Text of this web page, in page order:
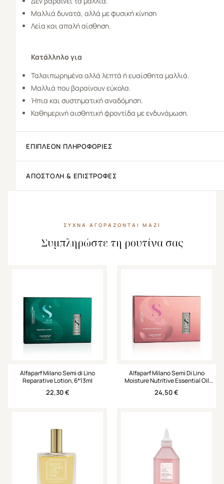
Μαλλιά δυνατά, αλλά με φυσική κίνηση
Λεία και απαλή αίσθηση.
Κατάλληλο για
Ταλαιπωρημένα αλλά λεπτά ή ευαίσθητα μαλλιά.
Μαλλιά που βαραίνουν εύκολα.
Ήπια και συστηματική αναδόμηση.
Καθημερινή αισθητική φροντίδα με ενδυνάμωση.
ΕΠΙΠΛΈΟΝ ΠΛΗΡΟΦΟΡΊΕΣ
ΑΠΟΣΤΟΛΉ & ΕΠΙΣΤΡΟΦΈΣ
ΣΥΧΝΆ ΑΓΟΡΆΖΟΝΤΑΙ ΜΑΖΊ
Συμπληρώστε τη ρουτίνα σας
Alfaparf Milano Semi di Lino
Reparative Lotion, 6*13ml
22,30€
Alfaparf Milano Semi Di Lino
Moisture Nutritive Essential Oil
6*13ml
24,50€